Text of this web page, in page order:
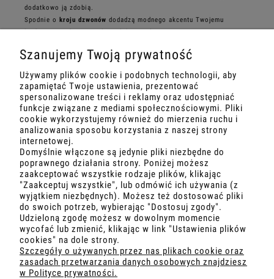
dodatkowo ją zdobią.
Spodnie o kroju dzwonów dodadzą modnego akcentu Twojemu
lookowi. Spodnie zostały ozdobione złotymi napami.
nadają szczególnego charakteru. Ten stylowy, a zarazem sportowy
MOJE KONTO
O NAS
OBSŁUGA KLIENTA
Szanujemy Twoją prywatność
Używamy plików cookie i podobnych technologii, aby
zapamiętać Twoje ustawienia, prezentować
spersonalizowane treści i reklamy oraz udostępniać
funkcje związane z mediami społecznościowymi. Pliki
cookie wykorzystujemy również do mierzenia ruchu i
analizowania sposobu korzystania z naszej strony
internetowej.
Domyślnie włączone są jedynie pliki niezbędne do
poprawnego działania strony. Poniżej możesz
zaakceptować wszystkie rodzaje plików, klikając
"Zaakceptuj wszystkie", lub odmówić ich używania (z
wyjątkiem niezbędnych). Możesz też dostosować pliki
do swoich potrzeb, wybierając "Dostosuj zgody".
Udzieloną zgodę możesz w dowolnym momencie
wycofać lub zmienić, klikając w link "Ustawienia plików
cookies" na dole strony.
Szczegóły o używanych przez nas plikach cookie oraz
zasadach przetwarzania danych osobowych znajdziesz
w Polityce prywatności.